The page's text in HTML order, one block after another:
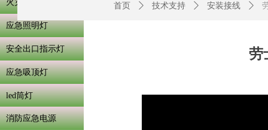
首页 ꄲ 技术支持 ꄲ 安装接线 ꄲ
劳
火灾自动报警系统
应急照明灯
安全出口指示灯
应急吸顶灯
led筒灯
消防应急电源